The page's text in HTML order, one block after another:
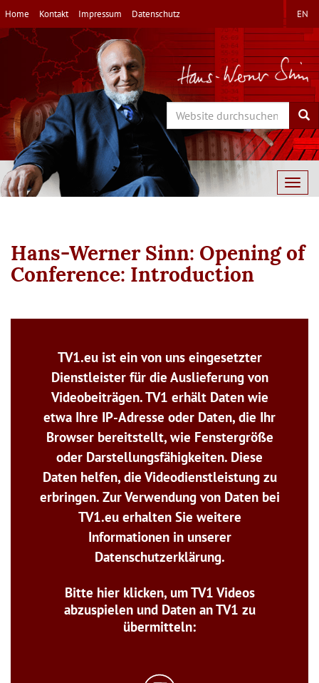
Direkt
zum
Inhalt
Home Kontakt Impressum Datenschutz EN
Search
Hans-Werner Sinn: Opening of
Conference: Introduction
TV1.eu ist ein von uns eingesetzter
Dienstleister für die Auslieferung von
Videobeiträgen. TV1 erhält Daten wie
etwa Ihre IP-Adresse oder Daten, die Ihr
Browser bereitstellt, wie Fenstergröße
oder Darstellungsfähigkeiten. Diese
Daten helfen, die Videodienstleistung zu
erbringen. Zur Verwendung von Daten bei
TV1.eu erhalten Sie weitere
Informationen in unserer
Datenschutzerklärung.
Bitte hier klicken, um TV1 Videos
abzuspielen und Daten an TV1 zu
übermitteln: